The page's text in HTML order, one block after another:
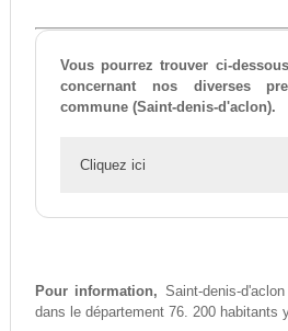
Vous pourrez trouver ci-
concernant nos diverses
commune (Saint-denis-d'aclon).
Cliquez ici
Pour information, Saint-denis-
dans le département 76. 200 habitants